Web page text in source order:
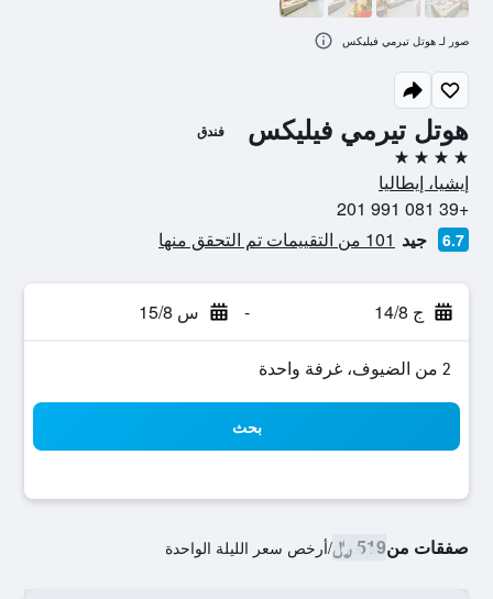
هوتل تيرمي فيليكس فندق
4 نجوم
إيشيا، إيطاليا
+39 081 991 201
6.7 جيد 101 من التقييمات تم التحقق منها
ج 14/8 - س 15/8
2 من الضيوف، غرفة واحدة
بحث
صفقات من519 ﷼ /أرخص سعر الليلة الواحدة
صور لـ هوتل تيرمي فيليكس